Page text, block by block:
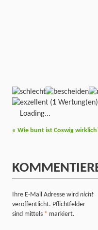
(1
Loading...
« Wie bunt ist Coswig
Ihre E-Mail Adresse wird nicht
veröffentlicht. Pflichtfelder
sind mittels * markiert.